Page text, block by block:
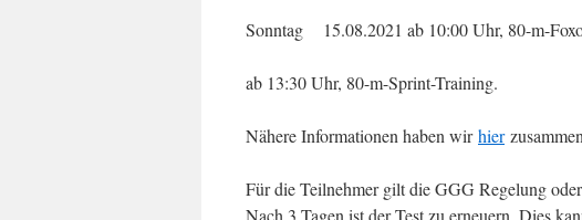
Sonntag 15.08.2021 ab 10:00 Uhr, 80-m-
ab 13:30 Uhr, 80-m-Sprint-Training.
Nähere Informationen haben wirhier
Für die Teilnehmer gilt die GGG Regelung
Nach 3 Tagen ist der Test zu erneuern. Dies